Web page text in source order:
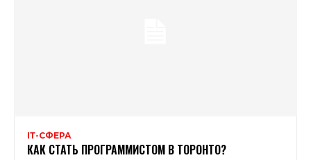
ІТ-СФЕРА
КАК СТАТЬ ПРОГРАММИСТОМ В ТОРОНТО?